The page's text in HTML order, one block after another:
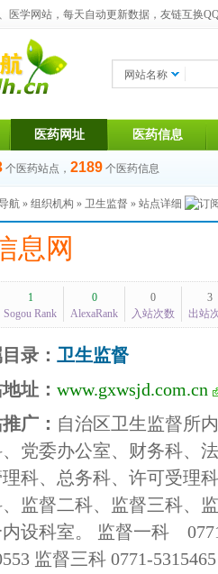
医学网站，每天自动更新数据，友链互换
网站名称
医药网址 医药信息
个医药站点， 2189 个医药信息
航 » 组织机构 » 卫生监督 » 站点详细
息网
1
Sogou Rank
0
AlexaRank
0
入站次数
3
出站
录： 卫生监督
址： www.gxwsjd.com.cn
广： 自治区卫生监督所
党委办公室、财务科、
科、总务科、许可受理
监督二科、监督三科、
内设科室。 监督一科
监督三科 0771-